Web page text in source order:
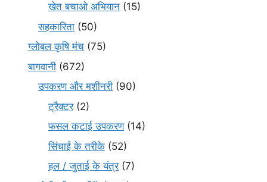
खेत बचाओ अभियान (15)
सहकारिता (50)
ग्लोबल कृषि मंच (75)
बागवानी (672)
उपकरण और मशीनरी (90)
ट्रैक्टर(2)
फसल कटाई उपकरण(14)
सिंचाई के तरीके (52)
हल / जुताई के यंत्र(7)